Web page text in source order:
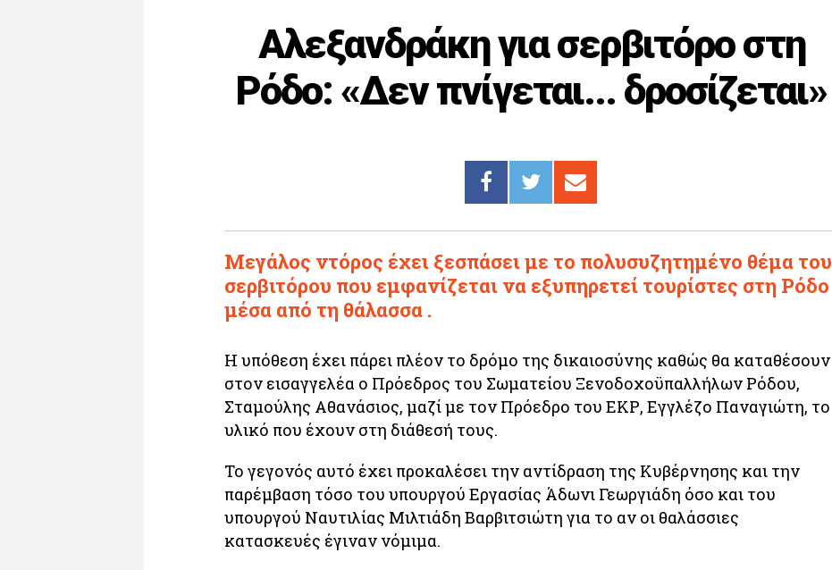
Αλεξανδράκη για σερβιτόρο στη
Ρόδο: «Δεν πνίγεται... δροσίζεται»
Μεγάλος ντόρος έχει ξεσπάσει με το πολυσυζητημένο θέμα του
σερβιτόρου που εμφανίζεται να εξυπηρετεί τουρίστες στη Ρόδο
μέσα από τη θάλασσα .
Η υπόθεση έχει πάρει πλέον το δρόμο της δικαιοσύνης καθώς θα καταθέσουν
στον εισαγγελέα ο Πρόεδρος του Σωματείου Ξενοδοχοϋπαλλήλων Ρόδου,
Σταμούλης Αθανάσιος, μαζί με τον Πρόεδρο του ΕΚΡ, Εγγλέζο Παναγιώτη, το
υλικό που έχουν στη διάθεσή τους.
Το γεγονός αυτό έχει προκαλέσει την αντίδραση της Κυβέρνησης και την
παρέμβαση τόσο του υπουργού Εργασίας Άδωνι Γεωργιάδη όσο και του
υπουργού Ναυτιλίας Μιλτιάδη Βαρβιτσιώτη για το αν οι θαλάσσιες
κατασκευές έγιναν νόμιμα.